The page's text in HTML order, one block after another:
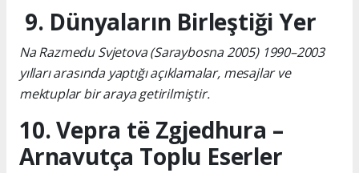
9. Dünyaların Birleştiği Yer
Na Razmedu Svjetova (Saraybosna 2005) 1990–2003
yılları arasında yaptığı açıklamalar, mesajlar ve
mektuplar bir araya getirilmiştir.
10. Vepra të Zgjedhura –
Arnavutça Toplu Eserler